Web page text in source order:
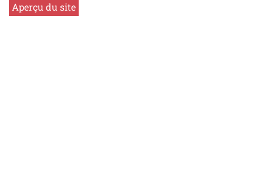
Aperçu du site